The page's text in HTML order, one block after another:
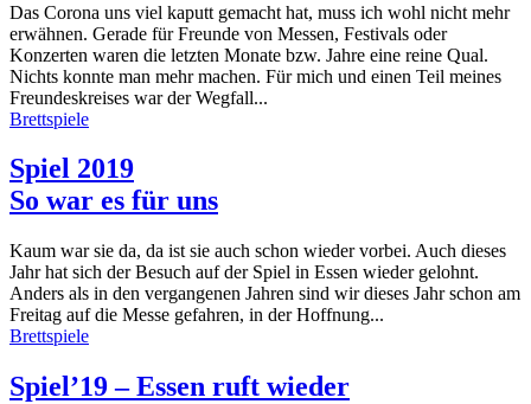
Das Corona uns viel kaputt gemacht hat, muss ich wohl nicht mehr
erwähnen. Gerade für Freunde von Messen, Festivals oder
Konzerten waren die letzten Monate bzw. Jahre eine reine Qual.
Nichts konnte man mehr machen. Für mich und einen Teil meines
Freundeskreises war der Wegfall...
Brettspiele
Spiel 2019
So war es für uns
Kaum war sie da, da ist sie auch schon wieder vorbei. Auch dieses
Jahr hat sich der Besuch auf der Spiel in Essen wieder gelohnt.
Anders als in den vergangenen Jahren sind wir dieses Jahr schon am
Freitag auf die Messe gefahren, in der Hoffnung...
Brettspiele
Spiel’19 – Essen ruft wieder